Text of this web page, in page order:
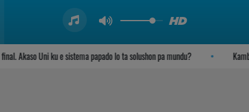
Akaso Uni ku e sistema papado lo ta solushon pa mundu? Kambio